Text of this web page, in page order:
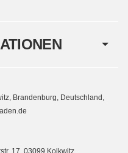
Brandenburg, Deutschland,
17, 03099 Kolkwitz,